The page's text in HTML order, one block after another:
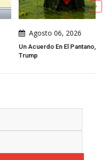
Agosto 06, 2026
Un Acuerdo En El Pantano, Por